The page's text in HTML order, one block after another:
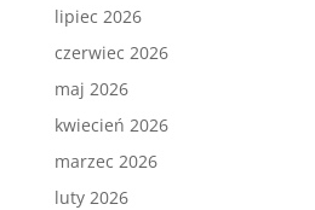
lipiec 2026
czerwiec 2026
maj 2026
kwiecień 2026
marzec 2026
luty 2026